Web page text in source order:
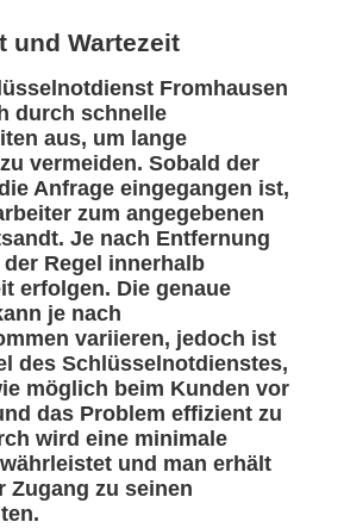
und Wartezeit
Fromhausen
durch schnelle
aus, um lange
vermeiden. Sobald der
Anfrage eingegangen ist,
zum angegebenen
Je nach Entfernung
Regel innerhalb
erfolgen. Die genaue
je nach
variieren, jedoch ist
des Schlüsselnotdienstes,
möglich beim Kunden vor
das Problem effizient zu
wird eine minimale
und man erhält
Zugang zu seinen